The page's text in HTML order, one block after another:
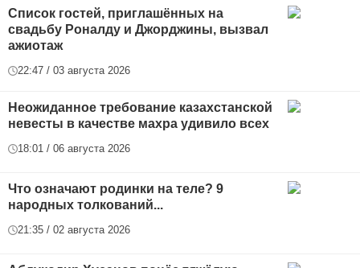
Список гостей, приглашённых на
свадьбу Роналду и Джорджины, вызвал
ажиотаж
22:47 / 03 августа 2026
Неожиданное требование казахстанской
невесты в качестве махра удивило всех
18:01 / 06 августа 2026
Что означают родинки на теле? 9
народных толкований...
21:35 / 02 августа 2026